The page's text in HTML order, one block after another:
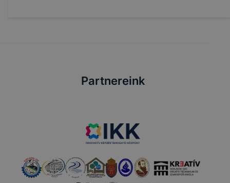
Partnereink